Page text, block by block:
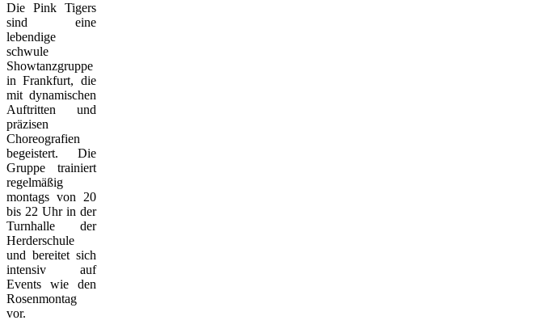
Die Pink Tigers
sind eine
lebendige
schwule
Showtanzgruppe
in Frankfurt, die
mit dynamischen
Auftritten und
präzisen
Choreografien
begeistert. Die
Gruppe trainiert
regelmäßig
montags von 20
bis 22 Uhr in der
Turnhalle der
Herderschule
und bereitet sich
intensiv auf
Events wie den
Rosenmontag
vor.